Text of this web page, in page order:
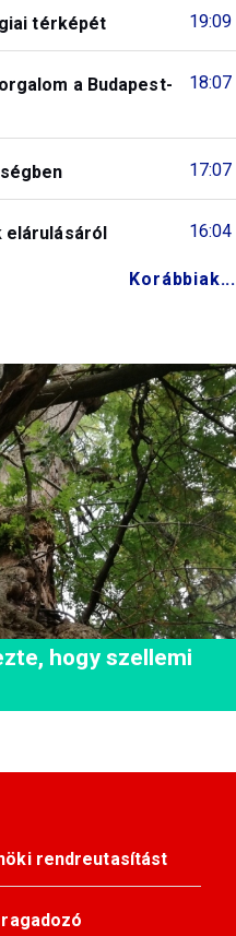
19:09
térképét
18:07
a Budapest-
17:07
16:04
elárulásáról
Korábbiak...
hogy szellemi
rendreutasítást